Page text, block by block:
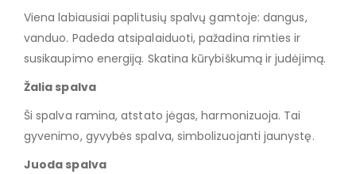
Viena labiausiai paplitusių spalvų gamtoje: dangus,
vanduo. Padeda atsipalaiduoti, pažadina rimties ir
susikaupimo energiją. Skatina kūrybiškumą ir judėjimą.
Žalia spalva
Ši spalva ramina, atstato jėgas, harmonizuoja. Tai
gyvenimo, gyvybės spalva, simbolizuojanti jaunystę.
Juoda spalva